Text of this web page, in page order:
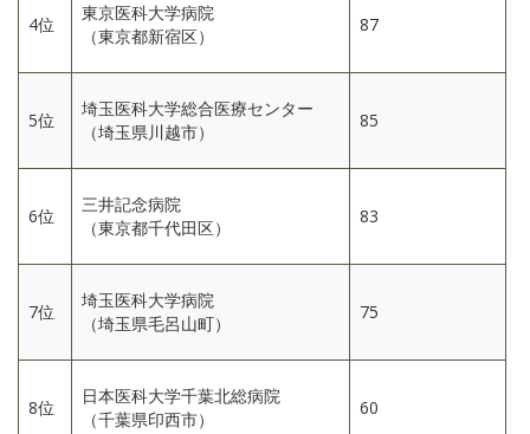
4位
東京医科大学病院
（東京都新宿区）
87
5位
埼玉医科大学総合医療センター
（埼玉県川越市）
85
6位
三井記念病院
（東京都千代田区）
83
7位
埼玉医科大学病院
（埼玉県毛呂山町）
75
8位
日本医科大学千葉北総病院
（千葉県印西市）
60